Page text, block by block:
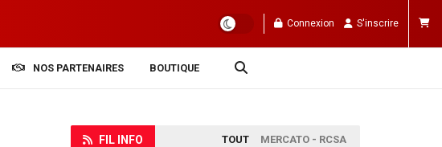
Connexion S'inscrire
NOS PARTENAIRES BOUTIQUE
FIL INFO TOUT MERCATO - RCSA